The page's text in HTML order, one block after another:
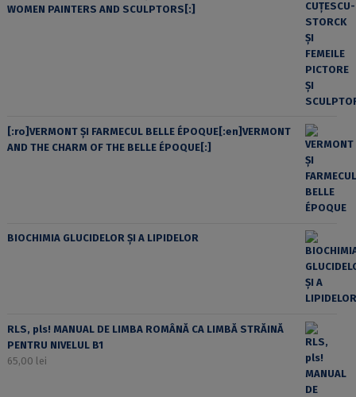
WOMEN PAINTERS AND SCULPTORS[:]
[:ro]VERMONT ȘI FARMECUL BELLE ÉPOQUE[:en]VERMONT
AND THE CHARM OF THE BELLE ÉPOQUE[:]
BIOCHIMIA GLUCIDELOR ȘI A LIPIDELOR
RLS, pls! MANUAL DE LIMBA ROMÂNĂ CA LIMBĂ STRĂINĂ
PENTRU NIVELUL B1
65,00 lei